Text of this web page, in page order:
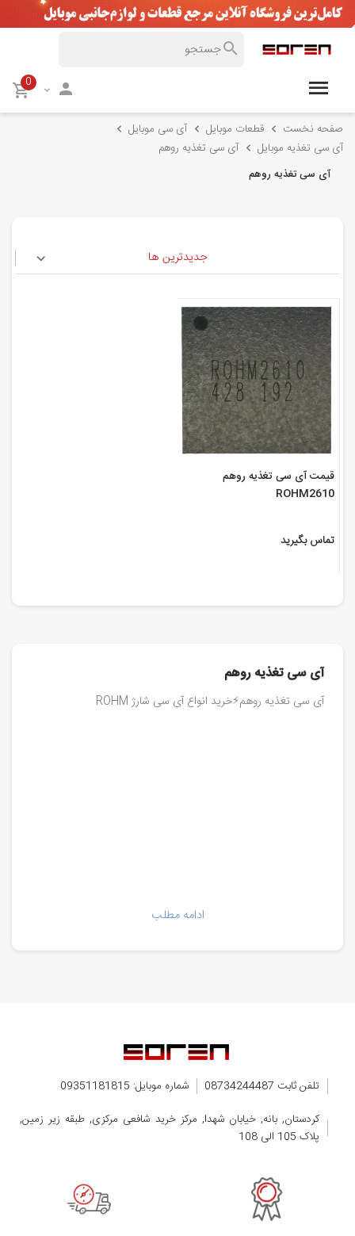
0
صفحه نخست قطعات موبایل
آی سی موبایل
آی سی تغذیه موبایل
آی سی تغذیه روهم
آی سی تغذیه روهم
جدیدترین ها
قیمت آی سی تغذیه روهم
ROHM2610
تماس بگیرید
آی سی تغذیه روهم
آی سی تغذیه روهم⚡️خرید انواع آی سی شارژ ROHM‎
ادامه مطلب
تلفن ثابت 08734244487
شماره موبایل: 09351181815
کردستان, بانه, خیابان شهدا, مرکز خرید شافعی مرکزی, طبقه زیر زمین,
پلاک 105 الی 108